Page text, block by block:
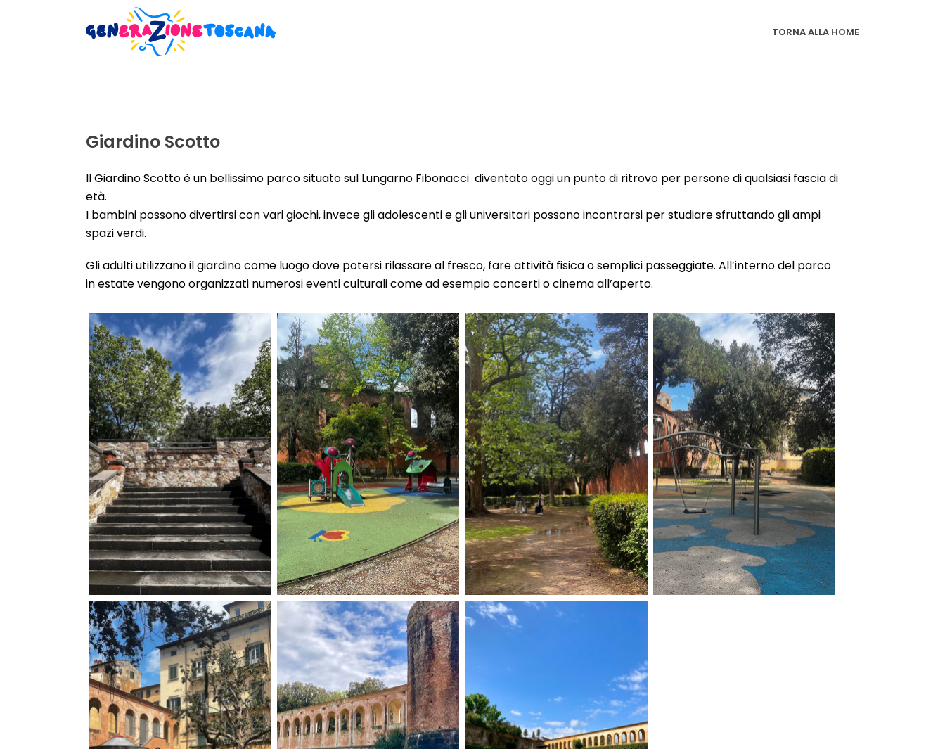
TORNA ALLA HOME
Giardino Scotto
Il Giardino Scotto è un bellissimo parco situato sul Lungarno Fibonacci diventato oggi un punto di ritrovo per persone di qualsiasi fascia di
età.
I bambini possono divertirsi con vari giochi, invece gli adolescenti e gli universitari possono incontrarsi per studiare sfruttando gli ampi
spazi verdi.
Gli adulti utilizzano il giardino come luogo dove potersi rilassare al fresco, fare attività fisica o semplici passeggiate. All’interno del parco
in estate vengono organizzati numerosi eventi culturali come ad esempio concerti o cinema all’aperto.